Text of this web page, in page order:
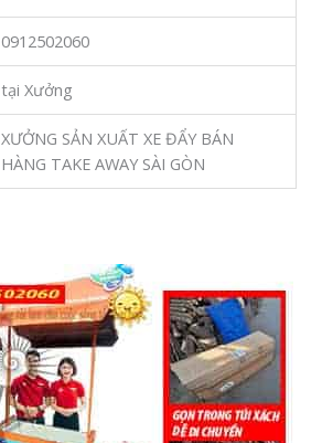
0912502060
tại Xưởng
XƯỞNG SẢN XUẤT XE ĐẨY BÁN
HÀNG TAKE AWAY SÀI GÒN